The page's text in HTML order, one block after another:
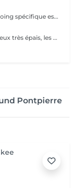
Un supplément sera facturé si un shampooing spécifique est appliqué (avec votre accord).
Un supplément sera facturé pour les cheveux très épais, les chevelures très longues et denses ou si un shampooing spécifique est appliqué (avec votre accord).
Pontpierre